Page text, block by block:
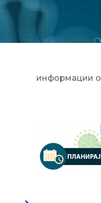
информации